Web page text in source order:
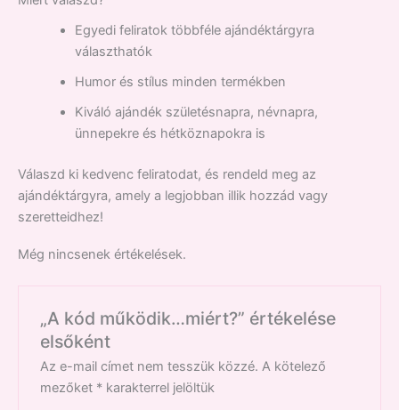
Egyedi feliratok többféle ajándéktárgyra
választhatók
Humor és stílus minden termékben
Kiváló ajándék születésnapra, névnapra,
ünnepekre és hétköznapokra is
Válaszd ki kedvenc feliratodat, és rendeld meg az
ajándéktárgyra, amely a legjobban illik hozzád vagy
szeretteidhez!
Még nincsenek értékelések.
„A kód működik…miért?” értékelése
elsőként
Az e-mail címet nem tesszük közzé. A kötelező
mezőket * karakterrel jelöltük